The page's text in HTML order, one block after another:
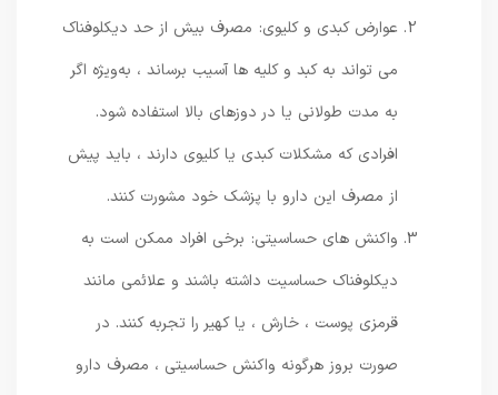
عوارض کبدی و کلیوی: مصرف بیش از حد دیکلوفناک
می‌ تواند به کبد و کلیه‌ ها آسیب برساند ، به‌ویژه اگر
به مدت طولانی یا در دوزهای بالا استفاده شود.
افرادی که مشکلات کبدی یا کلیوی دارند ، باید پیش
از مصرف این دارو با پزشک خود مشورت کنند.
واکنش ‌های حساسیتی: برخی افراد ممکن است به
دیکلوفناک حساسیت داشته باشند و علائمی مانند
قرمزی پوست ، خارش ، یا کهیر را تجربه کنند. در
صورت بروز هرگونه واکنش حساسیتی ، مصرف دارو